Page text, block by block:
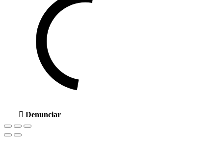
Denunciar